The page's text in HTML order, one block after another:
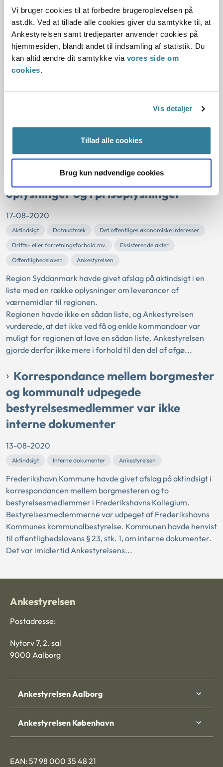
Vi bruger cookies til at forbedre brugeroplevelsen på
ast.dk. Ved at tillade alle cookies giver du samtykke til, at
Ankestyrelsen samt tredjeparter anvender cookies på
hjemmesiden, blandt andet til indsamling af statistik. Du
kan altid ændre dit samtykke via vores side om
cookies.
Vis detaljer
Tillad alle cookies
Brug kun nødvendige cookies
tandbehandling
18-08-2020
Sektorlovgivningen Social og beskæftigelse Ankestyrelsen
På baggrund af medieomtale blev Ankestyrelsen
blevet henvist til at tage et kviklån for at dække sine
Ankestyrelsen bad Syddjurs Kommune om en redegørelse.
Kommunen oplyste, at kommunen i mellemtiden havde
modtaget generel vejledning fra Ankestyrelsen.
Ankestyrelsen ha...
Aktindsigt i sammenstilling af
oplysninger og i prisoplysninger
17-08-2020
Aktindsigt Dataudtræk
Det offentliges økonomiske interesser
Drifts- eller forretningsforhold mv.
Eksisterende akter
Offentlighedsloven
Ankestyrelsen
Region Syddanmark havde givet afslag på aktindsigt i en
liste med en række oplysninger om leverancer af
værnemidler til regionen.
Regionen havde ikke en sådan liste, og Ankestyrelsen
vurderede, at det ikke ved få og enkle kommandoer var
muligt for regionen at lave en sådan liste. Ankestyrelsen
gjorde derfor ikke mere i forhold til den del af afgø...
Korrespondance mellem borgmester
og kommunalt udpegede
bestyrelsesmedlemmer var ikke
interne dokumenter
13-08-2020
Aktindsigt Interne dokumenter Ankestyrelsen
Frederikshavn Kommune havde givet afslag på aktindsigt i
korrespondancen mellem borgmesteren og to
bestyrelsesmedlemmer i Frederikshavns Kollegium.
Bestyrelsesmedlemmerne var udpeget af Frederikshavns
Kommunes kommunalbestyrelse. Kommunen havde henvist
til offentlighedslovens § 23, stk. 1, om interne dokumenter.
Det var imidlertid Ankestyrelsens...
Ankestyrelsen
Postadresse:
Nytorv 7, 2. sal
9000 Aalborg
Ankestyrelsen Aalborg
Ankestyrelsen København
EAN: 57 98 000 35 48 21